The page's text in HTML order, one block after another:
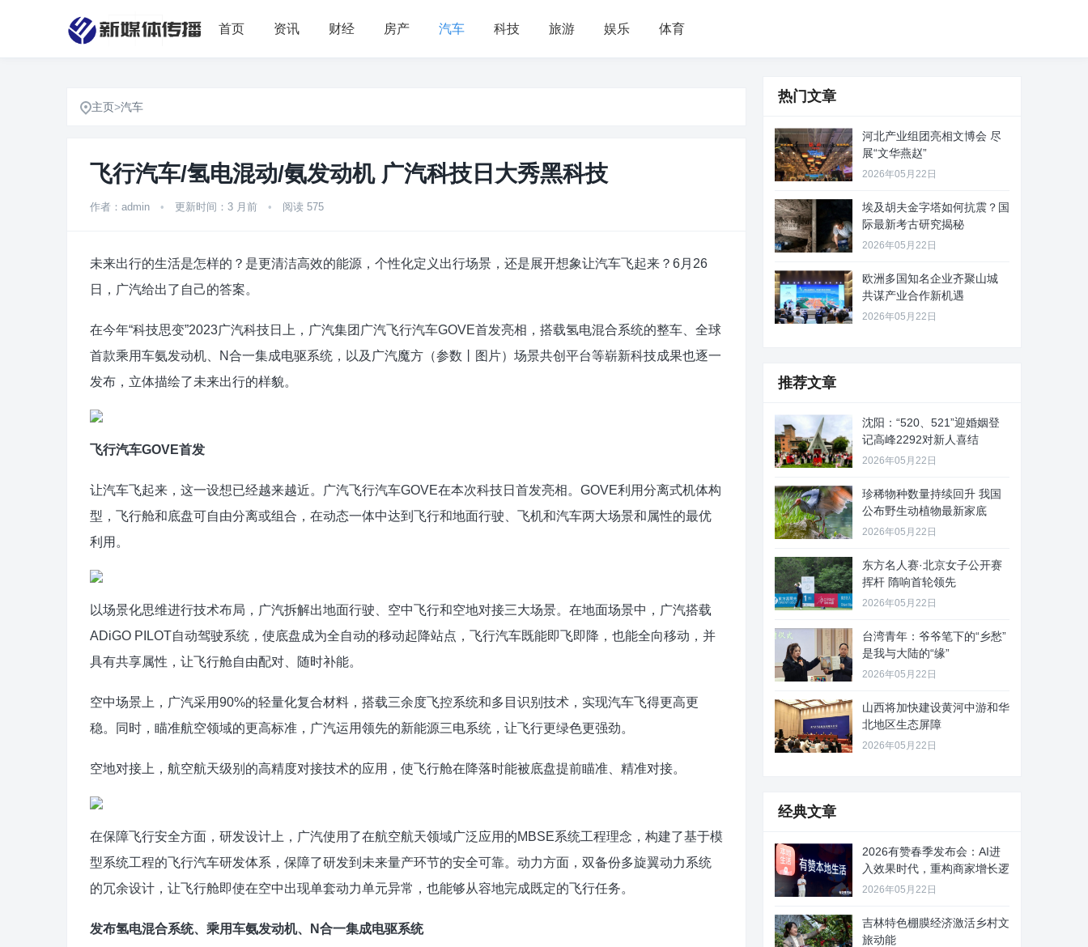
首页 资讯 财经 房产 汽车 科技 旅游 娱乐 体育
主页>汽车
飞行汽车/氢电混动/氨发动机 广汽科技日大秀黑科技
作者：admin • 更新时间：3 月前 • 阅读 575
未来出行的生活是怎样的？是更清洁高效的能源，个性化定义出行场景，还是展开想象让汽车飞起来？6月26
日，广汽给出了自己的答案。
在今年“科技思变”2023广汽科技日上，广汽集团广汽飞行汽车GOVE首发亮相，搭载氢电混合系统的整车、全球
首款乘用车氨发动机、N合一集成电驱系统，以及广汽魔方（参数丨图片）场景共创平台等崭新科技成果也逐一
发布，立体描绘了未来出行的样貌。
飞行汽车GOVE首发
让汽车飞起来，这一设想已经越来越近。广汽飞行汽车GOVE在本次科技日首发亮相。GOVE利用分离式机体构
型，飞行舱和底盘可自由分离或组合，在动态一体中达到飞行和地面行驶、飞机和汽车两大场景和属性的最优
利用。
以场景化思维进行技术布局，广汽拆解出地面行驶、空中飞行和空地对接三大场景。在地面场景中，广汽搭载
ADiGO PILOT自动驾驶系统，使底盘成为全自动的移动起降站点，飞行汽车既能即飞即降，也能全向移动，并
具有共享属性，让飞行舱自由配对、随时补能。
空中场景上，广汽采用90%的轻量化复合材料，搭载三余度飞控系统和多目识别技术，实现汽车飞得更高更
稳。同时，瞄准航空领域的更高标准，广汽运用领先的新能源三电系统，让飞行更绿色更强劲。
空地对接上，航空航天级别的高精度对接技术的应用，使飞行舱在降落时能被底盘提前瞄准、精准对接。
在保障飞行安全方面，研发设计上，广汽使用了在航空航天领域广泛应用的MBSE系统工程理念，构建了基于模
型系统工程的飞行汽车研发体系，保障了研发到未来量产环节的安全可靠。动力方面，双备份多旋翼动力系统
的冗余设计，让飞行舱即使在空中出现单套动力单元异常，也能够从容地完成既定的飞行任务。
发布氢电混合系统、乘用车氨发动机、N合一集成电驱系统
热门文章
河北产业组团亮相文博会 尽
展“文华燕赵”
2026年05月22日
埃及胡夫金字塔如何抗震？国
际最新考古研究揭秘
2026年05月22日
欧洲多国知名企业齐聚山城
共谋产业合作新机遇
2026年05月22日
推荐文章
沈阳：“520、521”迎婚姻登
记高峰2292对新人喜结
2026年05月22日
珍稀物种数量持续回升 我国
公布野生动植物最新家底
2026年05月22日
东方名人赛·北京女子公开赛
挥杆 隋响首轮领先
2026年05月22日
台湾青年：爷爷笔下的“乡愁”
是我与大陆的“缘”
2026年05月22日
山西将加快建设黄河中游和华
北地区生态屏障
2026年05月22日
经典文章
2026有赞春季发布会：AI进
入效果时代，重构商家增长逻
2026年05月22日
吉林特色棚膜经济激活乡村文
旅动能